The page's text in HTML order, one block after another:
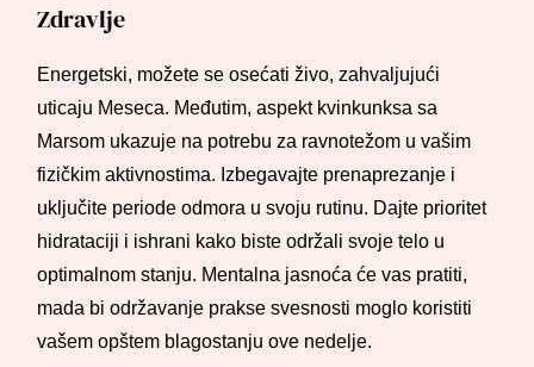
Zdravlje
Energetski, možete se osećati živo, zahvaljujući
uticaju Meseca. Međutim, aspekt kvinkunksa sa
Marsom ukazuje na potrebu za ravnotežom u vašim
fizičkim aktivnostima. Izbegavajte prenaprezanje i
uključite periode odmora u svoju rutinu. Dajte prioritet
hidrataciji i ishrani kako biste održali svoje telo u
optimalnom stanju. Mentalna jasnoća će vas pratiti,
mada bi održavanje prakse svesnosti moglo koristiti
vašem opštem blagostanju ove nedelje.